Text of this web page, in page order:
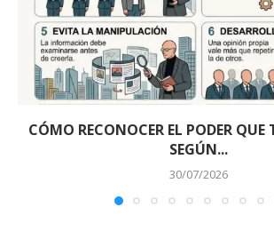
CÓMO RECONOCER EL PODER
SEGÚN...
30/07/2026